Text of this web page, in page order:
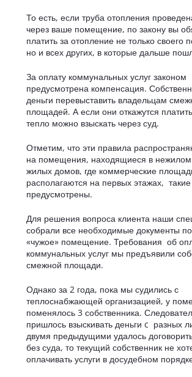
То есть, если труба отопления
через ваше помещение, по закону вы
платить за отопление не только своего
но и всех других, в которые дальше
За оплату коммунальных услуг законом
предусмотрена компенсация.
деньги перевыставить владельцам
площадей. А если они откажутся
тепло можно взыскать через суд.
Отметим, что эти правила
на помещения, находящиеся в
жилых домов, где коммерческие
располагаются на первых этажах,
предусмотрены.
Для решения вопроса клиента наши
собрали все необходимые документы
«чужое» помещение. Требования об
коммунальных услуг мы предъявили
смежной площади.
Однако за 2 года, пока мы судились с
теплоснабжающей организацией, у
поменялось 3 собственника.
пришлось взыскивать деньги c разных
двумя предыдущими удалось
без суда, то текущий собственник не
оплачивать услуги в досудебном